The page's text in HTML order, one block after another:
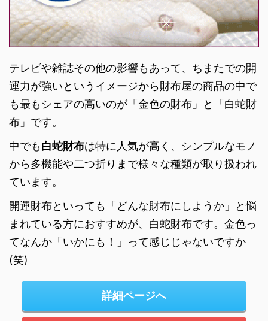
テレビや雑誌その他の影響もあって、ちまたでの開
運力が強いというイメージから財布屋の商品の中で
も最もシェアの高いのが「金色の財布」と「白蛇財
布」です。
中でも白蛇財布は特に人気が高く、シンプルなモノ
から多機能や二つ折りまで様々な種類が取り扱われ
ています。
開運財布といっても「どんな財布にしようか」と悩
まれている方におすすめが、白蛇財布です。金色っ
てなんか「いかにも！」って感じじゃないですか
(笑)
詳細ページへ